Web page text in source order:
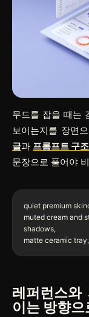
무드를 잡을 때는
보이는지를 장면
글과 프롬프트 구
문장으로 풀어야
quiet premium
muted cream and
shadows,
레퍼런스
이는 방향